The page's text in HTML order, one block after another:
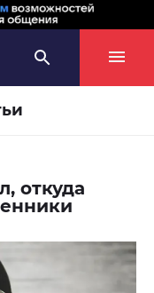
откуда